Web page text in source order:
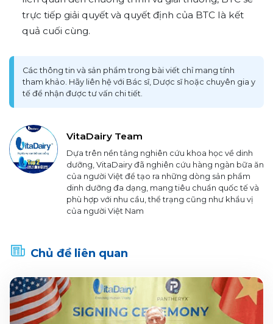
trực tiếp giải quyết và quyết định của BTC là kết
quả cuối cùng.
Các thông tin và sản phẩm trong bài viết chỉ mang tính
tham khảo. Hãy liên hệ với Bác sĩ, Dược sĩ hoặc chuyên gia y
tế để nhận được tư vấn chi tiết.
VitaDairy Team
Dựa trên nền tảng nghiên cứu khoa học về dinh
dưỡng, VitaDairy đã nghiên cứu hàng ngàn bữa ăn
của người Việt để tạo ra những dòng sản phẩm
dinh dưỡng đa dạng, mang tiêu chuẩn quốc tế và
phù hợp với nhu cầu, thể trạng cũng như khẩu vị
của người Việt Nam
Chủ đề liên quan